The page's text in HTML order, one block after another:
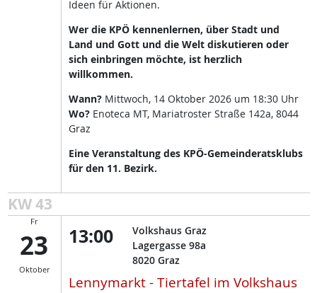
Ideen für Aktionen.
Wer die KPÖ kennenlernen, über Stadt und
Land und Gott und die Welt diskutieren oder
sich einbringen möchte, ist herzlich
willkommen.
Wann? Mittwoch, 14 Oktober 2026 um 18:30 Uhr
Wo? Enoteca MT, Mariatroster Straße 142a, 8044
Graz
Eine Veranstaltung des KPÖ-Gemeinderatsklubs
für den 11. Bezirk.
KW 43
Fr
23
Oktober
13:00
Volkshaus Graz
Lagergasse 98a
8020 Graz
Lennymarkt - Tiertafel im Volkshaus